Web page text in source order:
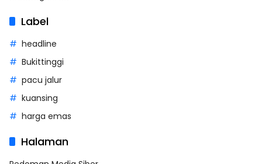
Label
headline
Bukittinggi
pacu jalur
kuansing
harga emas
Halaman